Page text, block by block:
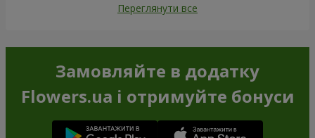
Переглянути все
Замовляйте в додатку
Flowers.ua і отримуйте бонуси